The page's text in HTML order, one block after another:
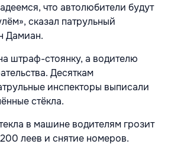
что автолюбители будут
сказал патрульный
Дамиан.
штраф-стоянку, а водителю
Десяткам
инспекторы выписали
стёкла.
в машине водителям грозит
леев и снятие номеров.